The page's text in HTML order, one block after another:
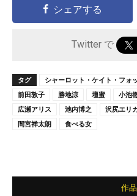
シェアする
Twitter で
タグ シャーロット・ケイト・フォ
前田敦子
勝地涼 壇蜜 小池
広瀬アリス
池内博之 沢尻エリ
間宮祥太朗
食べる女
作